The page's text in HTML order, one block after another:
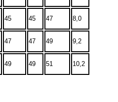
45 45 47 8,0
47 47 49 9,2
49 49 51 10,2